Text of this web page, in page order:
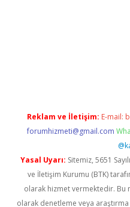
Reklam ve İletişim: E-mail:
forumhizmeti@gmail.com
Yasal Uyarı: Sitemiz, 5651
ve İletişim Kurumu (BTK)
olarak hizmet vermektedir.
olarak denetleme veya